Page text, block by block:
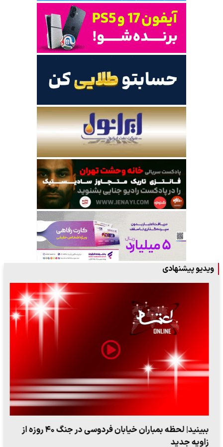
ویدیو پیشنهادی
ببینید| لحظه بمباران خیابان فردوسی در جنگ ۴۰ روزه از
زاویه جدید